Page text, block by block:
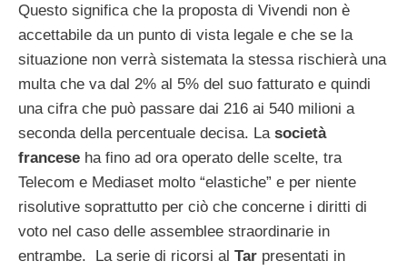
Questo significa che la proposta di Vivendi non è
accettabile da un punto di vista legale e che se la
situazione non verrà sistemata la stessa rischierà una
multa che va dal 2% al 5% del suo fatturato e quindi
una cifra che può passare dai 216 ai 540 milioni a
seconda della percentuale decisa. La società
francese ha fino ad ora operato delle scelte, tra
Telecom e Mediaset molto “elastiche” e per niente
risolutive soprattutto per ciò che concerne i diritti di
voto nel caso delle assemblee straordinarie in
entrambe. La serie di ricorsi al Tar presentati in